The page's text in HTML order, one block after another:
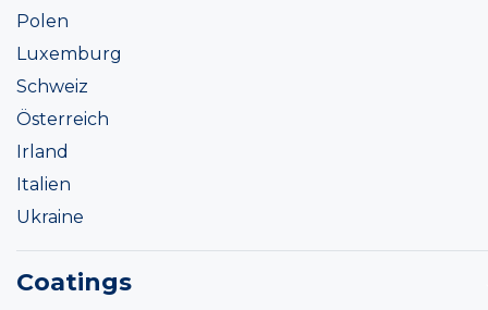
Polen
Luxemburg
Schweiz
Österreich
Irland
Italien
Ukraine
Coatings